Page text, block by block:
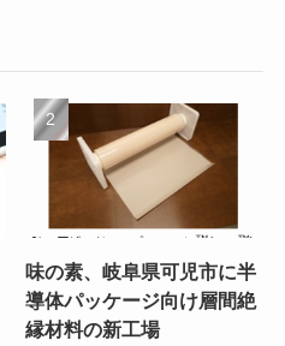
味の素、岐阜県可児市に半
導体パッケージ向け層間絶
縁材料の新工場